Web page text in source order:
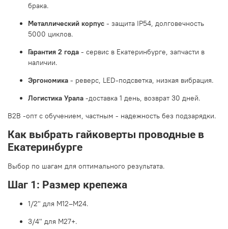
брака.
Металлический корпус - защита IP54, долговечность
5000 циклов.
Гарантия 2 года - сервис в Екатеринбурге, запчасти в
наличии.
Эргономика - реверс, LED-подсветка, низкая вибрация.
Логистика Урала -доставка 1 день, возврат 30 дней.
B2B -опт с обучением, частным - надежность без подзарядки.
Как выбрать гайковерты проводные в
Екатеринбурге
Выбор по шагам для оптимального результата.
Шаг 1: Размер крепежа
1/2" для М12–М24.
3/4" для М27+.